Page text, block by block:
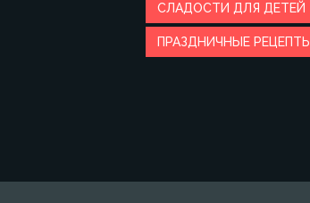
СЛАДОСТИ ДЛЯ ДЕТЕЙ
ПРАЗДНИЧНЫЕ РЕЦЕПТЫ